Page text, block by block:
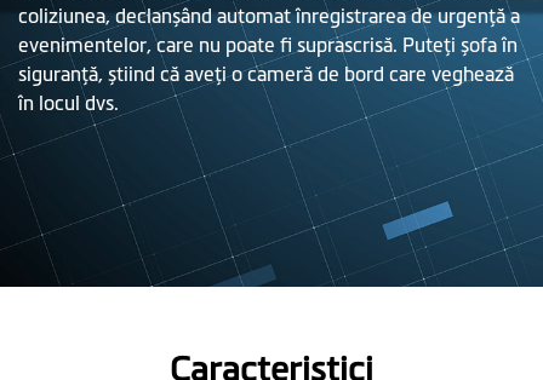
coliziunea, declanșând automat înregistrarea de urgenţă a
evenimentelor, care nu poate fi suprascrisă. Puteţi șofa în
siguranţă, știind că aveţi o cameră de bord care veghează
în locul dvs.
Caracteristici